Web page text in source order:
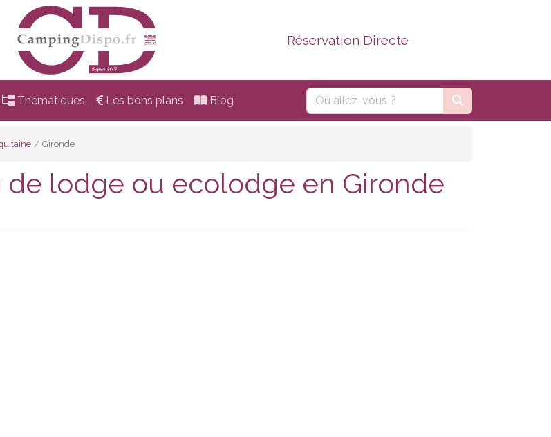
Réservation Directe
Thématiques Les bons plans Blog
Gironde
lodge ou ecolodge en Gironde